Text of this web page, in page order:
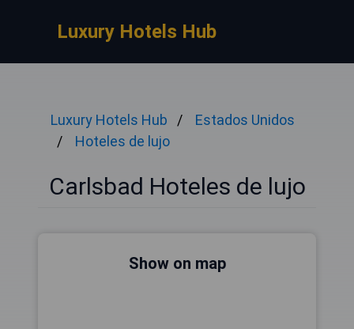
Luxury Hotels Hub
Luxury Hotels Hub
Estados Unidos
Hoteles de lujo
Carlsbad Hoteles de lujo
Show on map